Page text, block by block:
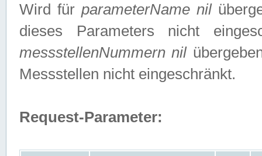
Wird fürparameterName nil
dieses Parameters nicht
messstellenNummern nil
Messstellen nicht eingeschränkt.
Request-Parameter: